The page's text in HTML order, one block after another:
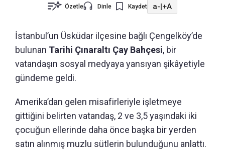
Özetle Dinle Kaydet a-|+A
İstanbul’un Üsküdar ilçesine bağlı Çengelköy’de
bulunan Tarihi Çınaraltı Çay Bahçesi, bir
vatandaşın sosyal medyaya yansıyan şikâyetiyle
gündeme geldi.
Amerika’dan gelen misafirleriyle işletmeye
gittiğini belirten vatandaş, 2 ve 3,5 yaşındaki iki
çocuğun ellerinde daha önce başka bir yerden
satın alınmış muzlu sütlerin bulunduğunu anlattı.